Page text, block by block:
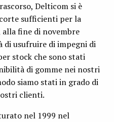
Delticom si è
sufficienti per la
fine di novembre
di usufruire di impegni di
stock che sono stati
di gomme nei nostri
siamo stati in grado di
clienti.
nel 1999 nel